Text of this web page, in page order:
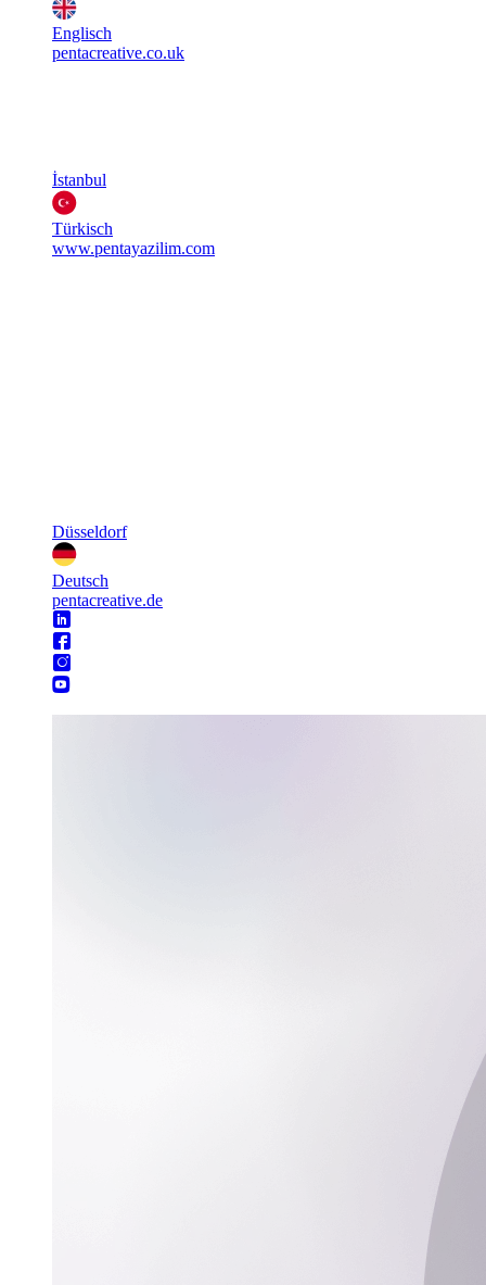
Englisch
pentacreative.co.uk
İstanbul
Türkisch
www.pentayazilim.com
Düsseldorf
Deutsch
pentacreative.de